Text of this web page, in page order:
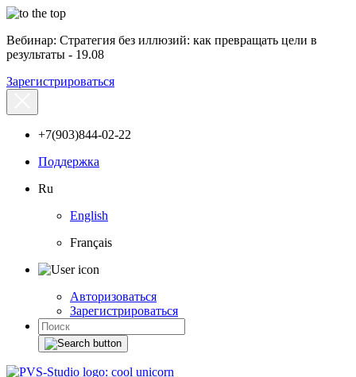
Вебинар: Стратегия без иллюзий: как превращать цели в
результаты - 19.08
Зарегистрироваться
+7(903)844-02-22
Поддержка
Ru
English
Français
Авторизоваться
Зарегистрироваться